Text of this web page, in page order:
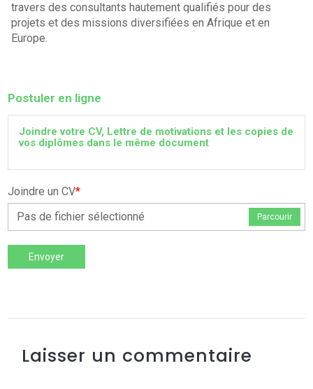
travers des consultants hautement qualifiés pour des
projets et des missions diversifiées en Afrique et en
Europe.
Postuler en ligne
Joindre votre CV, Lettre de motivations et les copies de
vos diplômes dans le même document
Joindre un CV*
Pas de fichier sélectionné
Parcourir
Envoyer
Laisser un commentaire